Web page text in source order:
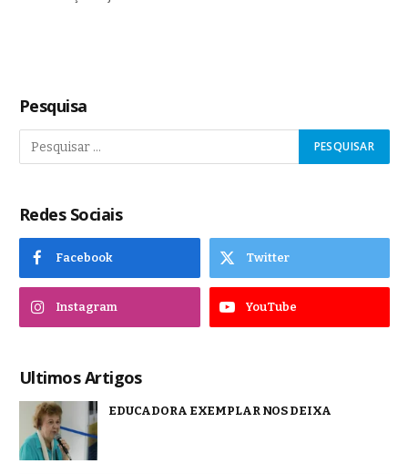
Pesquisa
Redes Sociais
Facebook Twitter
Instagram YouTube
Ultimos Artigos
EDUCADORA EXEMPLAR NOS DEIXA